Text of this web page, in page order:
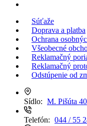
Súťaže
Doprava a platba
Ochrana
Všeobecné
Reklamačný
Reklamačný
Odstúpenie od
Sídlo: M. Pišúta
Telefón: 044 / 55